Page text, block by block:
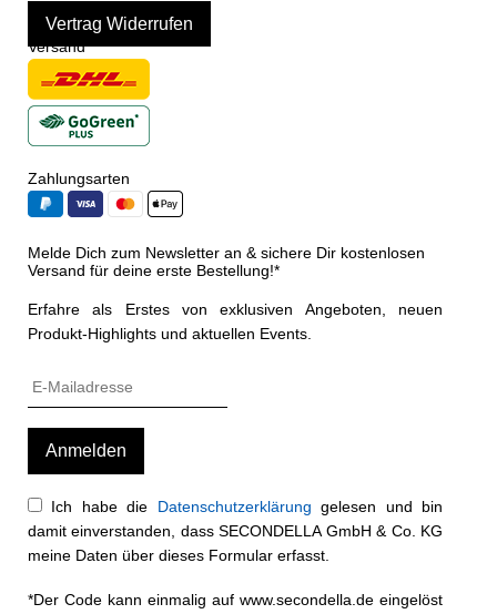
Vertrag Widerrufen
Versand
Zahlungsarten
Melde Dich zum Newsletter an & sichere Dir kostenlosen
Versand für deine erste Bestellung!*
Erfahre als Erstes von exklusiven Angeboten, neuen
Produkt-Highlights und aktuellen Events.
Ich habe die Datenschutzerklärung gelesen und bin
damit einverstanden, dass SECONDELLA GmbH & Co. KG
meine Daten über dieses Formular erfasst.
*Der Code kann einmalig auf www.secondella.de eingelöst